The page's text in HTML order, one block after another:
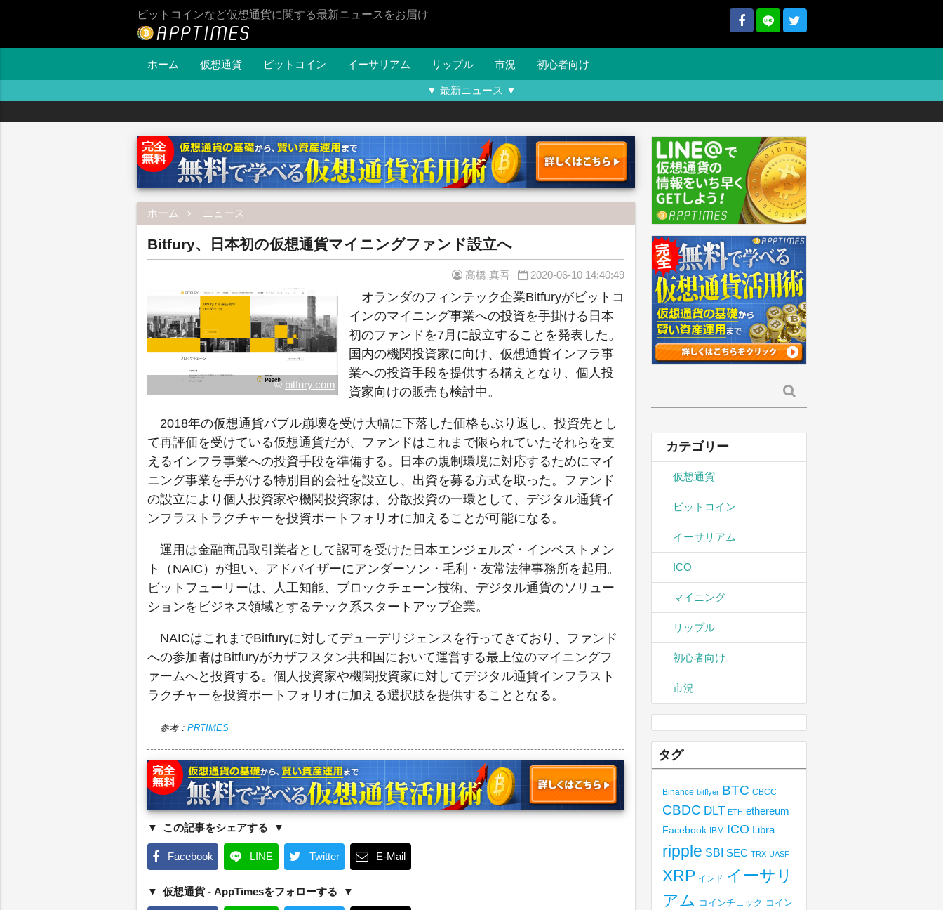
ビットコインなど仮想通貨に関する最新ニュースをお届け
ホーム 仮想通貨 ビットコイン イーサリアム リップル 市況 初心者向け
▼ 最新ニュース ▼
ホーム ニュース
Bitfury、日本初の仮想通貨マイニングファンド設立へ
高橋 真吾 2020-06-10 14:40:49
© bitfury.com
オランダのフィンテック企業Bitfuryがビットコ
インのマイニング事業への投資を手掛ける日本
初のファンドを7月に設立することを発表した。
国内の機関投資家に向け、仮想通貨インフラ事
業への投資手段を提供する構えとなり、個人投
資家向けの販売も検討中。
2018年の仮想通貨バブル崩壊を受け大幅に下落した価格もぶり返し、投資先とし
て再評価を受けている仮想通貨だが、ファンドはこれまで限られていたそれらを支
えるインフラ事業への投資手段を準備する。日本の規制環境に対応するためにマイ
ニング事業を手がける特別目的会社を設立し、出資を募る方式を取った。ファンド
の設立により個人投資家や機関投資家は、分散投資の一環として、デジタル通貨イ
ンフラストラクチャーを投資ポートフォリオに加えることが可能になる。
運用は金融商品取引業者として認可を受けた日本エンジェルズ・インベストメン
ト（NAIC）が担い、アドバイザーにアンダーソン・毛利・友常法律事務所を起用。
ビットフューリーは、人工知能、ブロックチェーン技術、デジタル通貨のソリュー
ションをビジネス領域とするテック系スタートアップ企業。
NAICはこれまでBitfuryに対してデューデリジェンスを行ってきており、ファンド
への参加者はBitfuryがカザフスタン共和国において運営する最上位のマイニングフ
ァームへと投資する。個人投資家や機関投資家に対してデジタル通貨インフラスト
ラクチャーを投資ポートフォリオに加える選択肢を提供することとなる。
参考： PRTIMES
この記事をシェアする
Facebook LINE Twitter E-Mail
仮想通貨 - AppTimesをフォローする
索:
カテゴリー
仮想通貨
ビットコイン
イーサリアム
ICO
マイニング
リップル
初心者向け
市況
タグ
Binance bitflyer BTC CBCC
CBDC DLT ETH ethereum
Facebook IBM ICO Libra
ripple SBI SEC TRX UASF
XRP インド イーサリ
アム コインチェック コイン